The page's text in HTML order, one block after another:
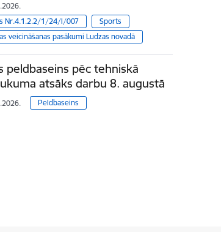
Nr.4.1.2.2/1/24/I/007
Sports
veicināšanas pasākumi Ludzas novadā
peldbaseins pēc tehniskā
atsāks darbu 8. augustā
Peldbaseins